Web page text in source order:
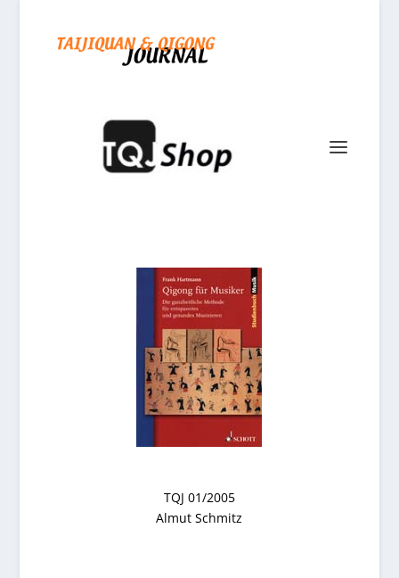
TQJ 01/2005
Almut Schmitz